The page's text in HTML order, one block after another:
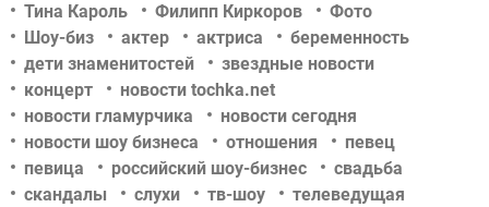
Тина Кароль
Филипп Киркоров
Фото
Шоу-биз
актер актриса
беременность
дети знаменитостей
звездные новости
концерт
новости tochka.net
новости гламурчика
новости сегодня
новости шоу бизнеса
отношения
певец
певица
российский шоу-бизнес
свадьба
скандалы
слухи тв-шоу
телеведущая